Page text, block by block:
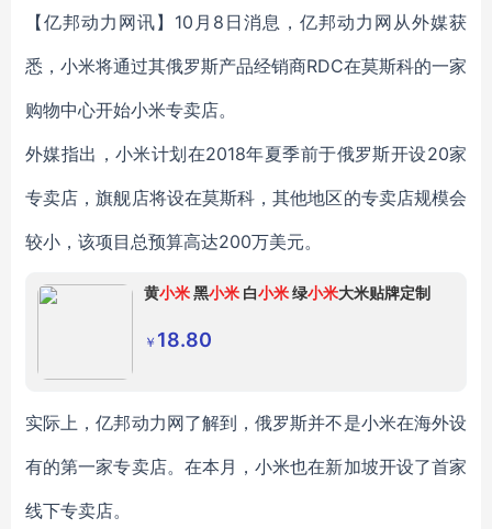
【亿邦动力网讯】10月8日消息，亿邦动力网从外媒获
悉，小米将通过其俄罗斯产品经销商RDC在莫斯科的一家
购物中心开始小米专卖店。
外媒指出，小米计划在2018年夏季前于俄罗斯开设20家
专卖店，旗舰店将设在莫斯科，其他地区的专卖店规模会
较小，该项目总预算高达200万美元。
黄小米黑小米 白小米绿小米大米贴牌定制
￥ 18.80
实际上，亿邦动力网了解到，俄罗斯并不是小米在海外设
有的第一家专卖店。在本月，小米也在新加坡开设了首家
线下专卖店。